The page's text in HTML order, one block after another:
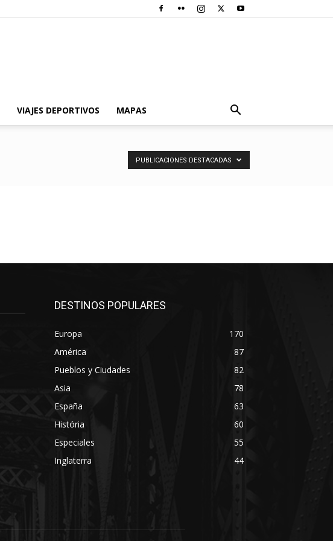
VIAJES DEPORTIVOS MAPAS
PUBLICACIONES DESTACADAS
DESTINOS POPULARES
Europa
170
América
87
Pueblos y Ciudades
82
Asia
78
España
63
História
60
Especiales
55
Inglaterra
44